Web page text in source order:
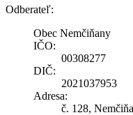
Odberateľ:
Obec Nemčiňany
IČO:
00308277
DIČ:
2021037953
Adresa:
č. 128,